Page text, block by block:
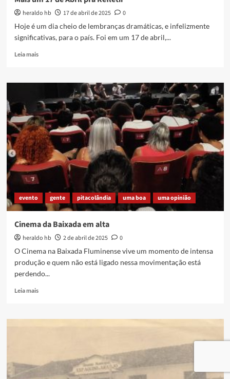
heraldo hb 17 de abril de 2025
0
Hoje é um dia cheio de lembranças dramáticas, e infelizmente
significativas, para o país. Foi em um 17 de abril,...
Leia maisRead
Mais
17
de
Abril
pra
Refletir
evento gente pitacolândia uma boa uma opinião
Cinema da Baixada em alta
heraldo hb 2 de abril de 2025
0
O Cinema na Baixada Fluminense vive um momento de intensa
produção e quem não está ligado nessa movimentação está
perdendo...
Leia maisRead
Cinema